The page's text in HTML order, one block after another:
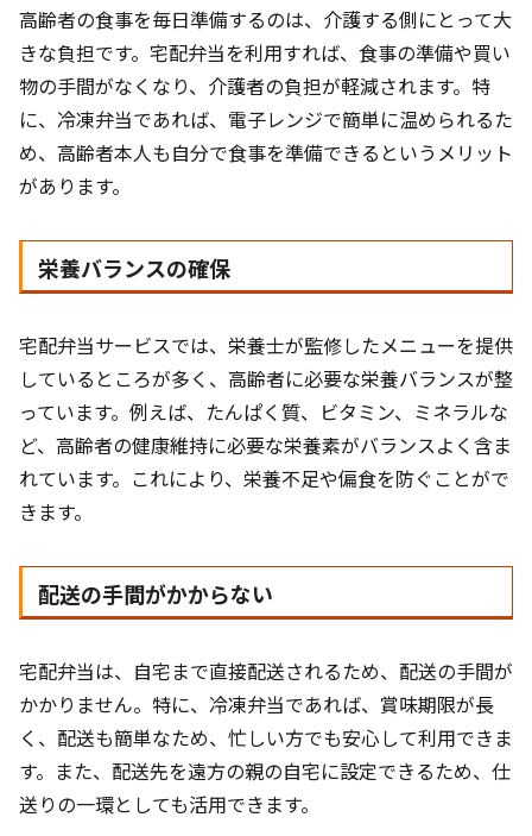
高齢者の食事を毎日準備するのは、介護する側にとって大
きな負担です。宅配弁当を利用すれば、食事の準備や買い
物の手間がなくなり、介護者の負担が軽減されます。特
に、冷凍弁当であれば、電子レンジで簡単に温められるた
め、高齢者本人も自分で食事を準備できるというメリット
があります。
栄養バランスの確保
宅配弁当サービスでは、栄養士が監修したメニューを提供
しているところが多く、高齢者に必要な栄養バランスが整
っています。例えば、たんぱく質、ビタミン、ミネラルな
ど、高齢者の健康維持に必要な栄養素がバランスよく含ま
れています。これにより、栄養不足や偏食を防ぐことがで
きます。
配送の手間がかからない
宅配弁当は、自宅まで直接配送されるため、配送の手間が
かかりません。特に、冷凍弁当であれば、賞味期限が長
く、配送も簡単なため、忙しい方でも安心して利用できま
す。また、配送先を遠方の親の自宅に設定できるため、仕
送りの一環としても活用できます。